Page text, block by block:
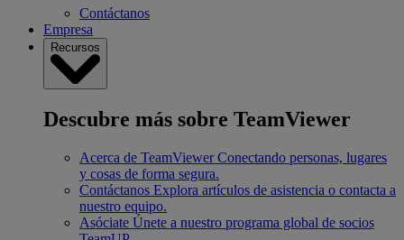
Contáctanos
Empresa
Recursos
Descubre más sobre TeamViewer
Acerca de TeamViewer Conectando personas, lugares
y cosas de forma segura.
Contáctanos Explora artículos de asistencia o contacta a
nuestro equipo.
Asóciate Únete a nuestro programa global de socios